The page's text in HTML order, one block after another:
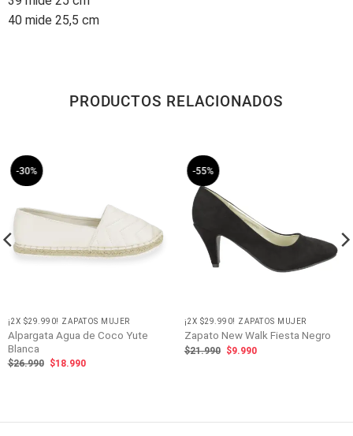
40 mide 25,5 cm
PRODUCTOS RELACIONADOS
-30%
¡2X $29.990! ZAPATOS MUJER
Alpargata Agua de Coco Yute
Blanca
$26.990
El
$18.990El
-55%
¡2X $29.990! ZAPATOS MUJER
Zapato New Walk Fiesta Negro
$21.990 El
$9.990El